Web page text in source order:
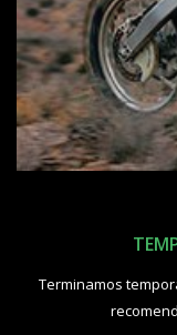
Terminamos